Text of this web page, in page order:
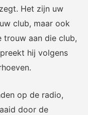
Het zijn uw
club, maar ook
trouw aan die club,
hij volgens
op de radio,
door de